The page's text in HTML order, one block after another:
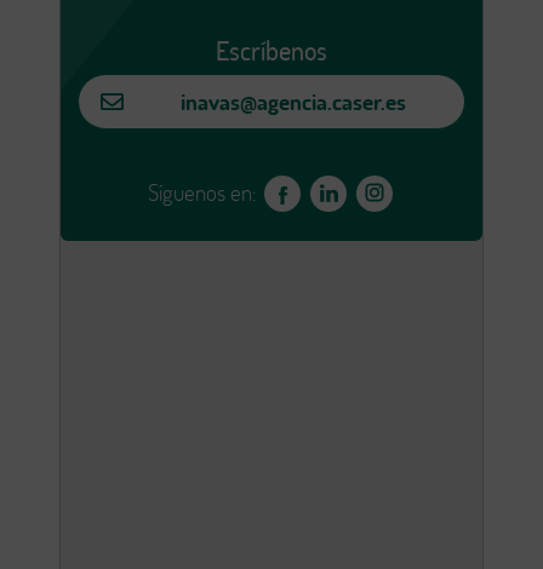
Escríbenos
inavas@agencia.caser.es
Síguenos en: